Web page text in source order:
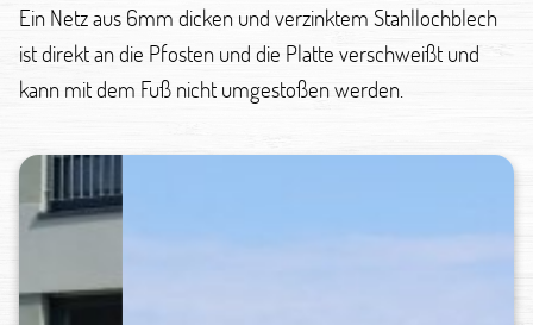
Ein Netz aus 6mm dicken und verzinktem Stahllochblech
ist direkt an die Pfosten und die Platte verschweißt und
kann mit dem Fuß nicht umgestoßen werden.